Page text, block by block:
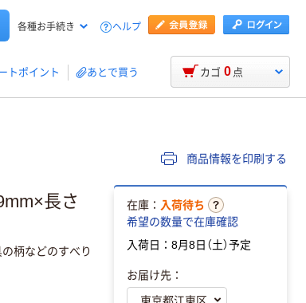
各種お手続き ヘルプ
トポイント あとで買う カゴ 0 点
商品情報を印刷する
長さ
の柄などのすべり
在庫： 入荷待ち
希望の数量で在庫確認
入荷日：8月8日（土）予定
お届け先：